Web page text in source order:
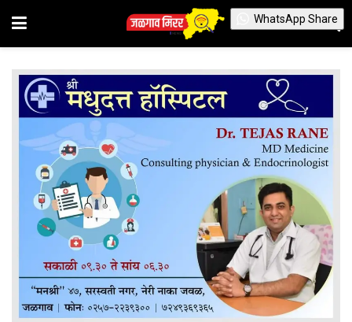
WhatsApp Share